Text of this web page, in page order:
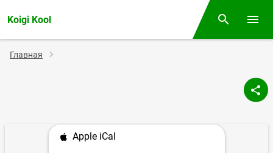
Koigi Kool Поиск
Строка
Главная
Apple iCal